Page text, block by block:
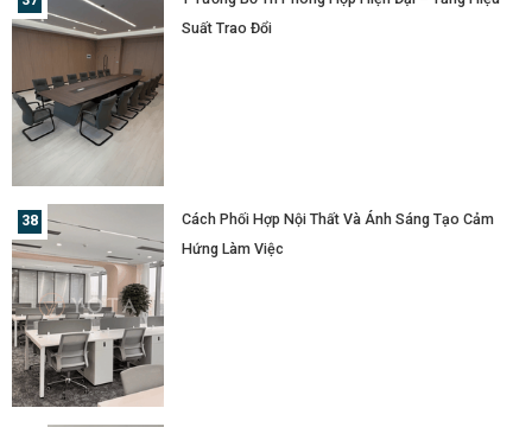
Suất Trao Đổi
Cách Phối Hợp Nội Thất Và Ánh Sáng Tạo Cảm
Hứng Làm Việc